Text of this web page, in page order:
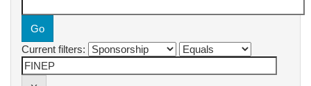
Current filters: